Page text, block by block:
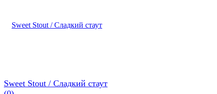
Sweet Stout / Сладкий стаут